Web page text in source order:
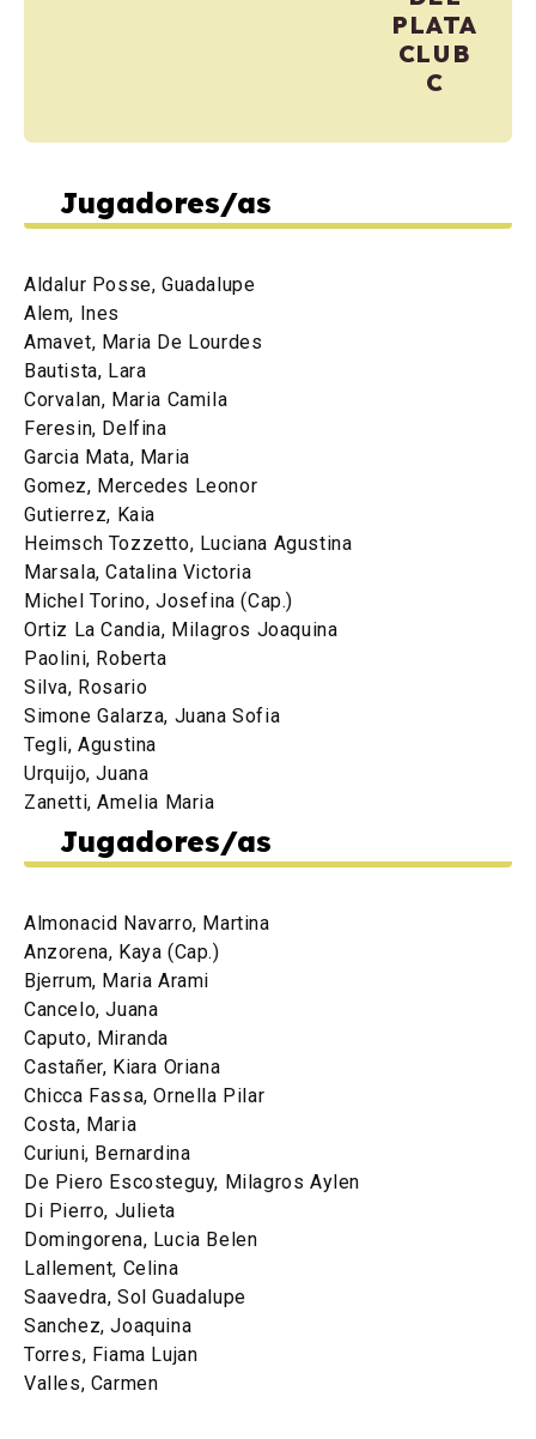
PLATA
CLUB
C
Jugadores/as
Aldalur Posse, Guadalupe
Alem, Ines
Amavet, Maria De Lourdes
Bautista, Lara
Corvalan, Maria Camila
Feresin, Delfina
Garcia Mata, Maria
Gomez, Mercedes Leonor
Gutierrez, Kaia
Heimsch Tozzetto, Luciana Agustina
Marsala, Catalina Victoria
Michel Torino, Josefina (Cap.)
Ortiz La Candia, Milagros Joaquina
Paolini, Roberta
Silva, Rosario
Simone Galarza, Juana Sofia
Tegli, Agustina
Urquijo, Juana
Zanetti, Amelia Maria
Jugadores/as
Almonacid Navarro, Martina
Anzorena, Kaya (Cap.)
Bjerrum, Maria Arami
Cancelo, Juana
Caputo, Miranda
Castañer, Kiara Oriana
Chicca Fassa, Ornella Pilar
Costa, Maria
Curiuni, Bernardina
De Piero Escosteguy, Milagros Aylen
Di Pierro, Julieta
Domingorena, Lucia Belen
Lallement, Celina
Saavedra, Sol Guadalupe
Sanchez, Joaquina
Torres, Fiama Lujan
Valles, Carmen